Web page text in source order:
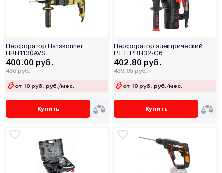
Перфоратор Hanskonner
HRH1130AVS
400.00 руб.
436 руб.
от 10 руб. руб./мес.
Купить
Перфоратор электрический
P.I.T. PBH32-C6
402.80 руб.
439.05 руб.
от 10 руб. руб./мес.
Купить